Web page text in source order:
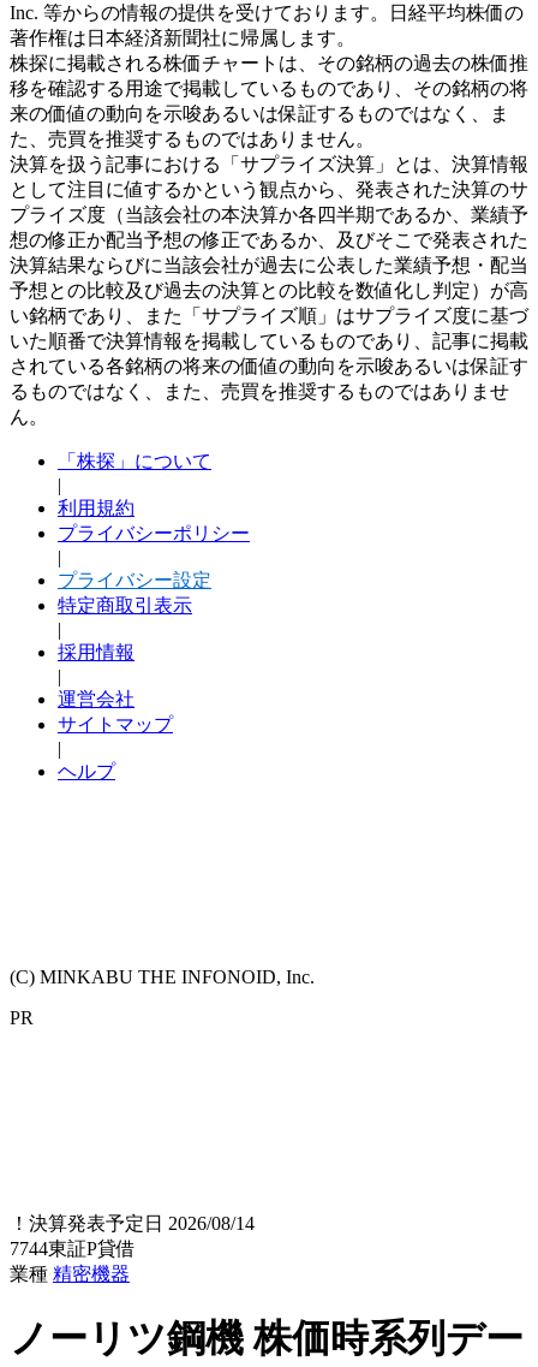
Inc. 等からの情報の提供を受けております。日経平均株価の
著作権は日本経済新聞社に帰属します。
株探に掲載される株価チャートは、その銘柄の過去の株価推
移を確認する用途で掲載しているものであり、その銘柄の将
来の価値の動向を示唆あるいは保証するものではなく、ま
た、売買を推奨するものではありません。
決算を扱う記事における「サプライズ決算」とは、決算情報
として注目に値するかという観点から、発表された決算のサ
プライズ度（当該会社の本決算か各四半期であるか、業績予
想の修正か配当予想の修正であるか、及びそこで発表された
決算結果ならびに当該会社が過去に公表した業績予想・配当
予想との比較及び過去の決算との比較を数値化し判定）が高
い銘柄であり、また「サプライズ順」はサプライズ度に基づ
いた順番で決算情報を掲載しているものであり、記事に掲載
されている各銘柄の将来の価値の動向を示唆あるいは保証す
るものではなく、また、売買を推奨するものではありませ
ん。
「株探」について
|
利用規約
プライバシーポリシー
|
プライバシー設定
特定商取引表示
|
採用情報
|
運営会社
サイトマップ
|
ヘルプ
(C) MINKABU THE INFONOID, Inc.
PR
！ 決算発表予定日 2026/08/14
7744東証P貸借
業種 精密機器
ノーリツ鋼機株価時系列デー